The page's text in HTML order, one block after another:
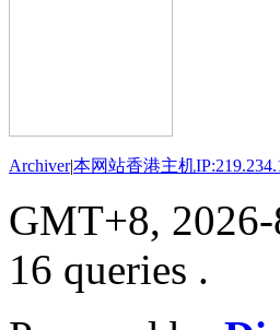
Archiver|本网站香港主机
GMT+8,
16 queries .